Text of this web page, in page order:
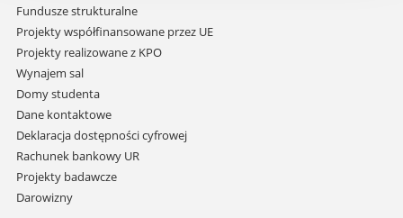
Fundusze strukturalne
Projekty współfinansowane przez UE
Projekty realizowane z KPO
Wynajem sal
Domy studenta
Dane kontaktowe
Deklaracja dostępności cyfrowej
Rachunek bankowy UR
Projekty badawcze
Darowizny